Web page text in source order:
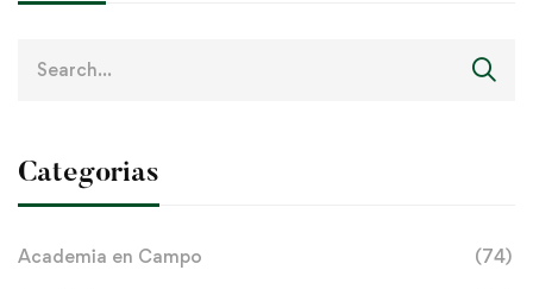
Categorias
Academia en Campo (74)